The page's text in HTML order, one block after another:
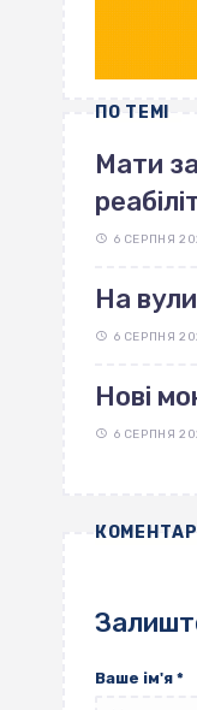
ПО ТЕМІ
Мати
6 СЕРПНЯ
На
6 СЕРПНЯ
Нові
6 СЕРПНЯ
КОМЕНТАРІ
Ваше ім'я *